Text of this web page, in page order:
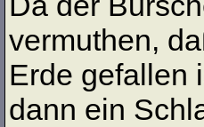
vermuthen,
Erde gefallen
dann ein